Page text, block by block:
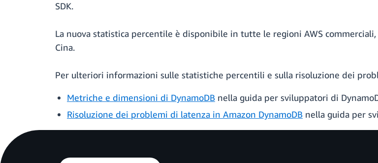
SDK.
La nuova statistica percentile è disponibile in tutte le regioni AWS
Cina.
Per ulteriori informazioni sulle statistiche percentili e sulla risoluzione dei
Metriche e dimensioni di DynamoDB nella guida per sviluppatori di
Risoluzione dei problemi di latenza in Amazon DynamoDB nella guida per